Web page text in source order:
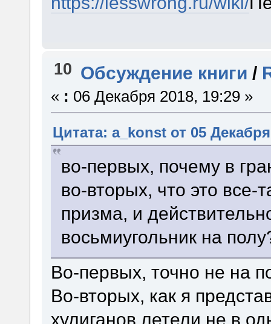
10 Обсуждение книги /
« : 06 Декабря 2018, 19:29 »
Цитата: a_konst от 05
во-первых, почему в
во-вторых, что это все-
призма, и
восьмиугольник на
Во-первых, точно не на
Во-вторых, как я
хулиганов летели не в